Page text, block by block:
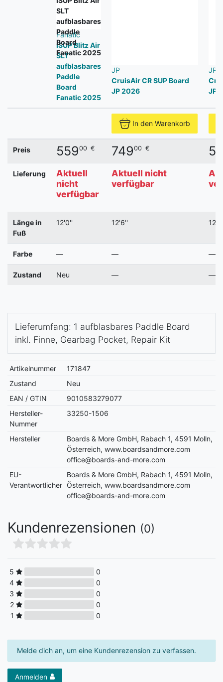
Fanatic
iSUP Blitz Air
SLT
aufblasbares
Paddle
Board
Fanatic 2025
JP
CruisAir CR SUP Board
JP 2026
JP
JP
In den Warenkorb
Preis 55900 € 74900 €
Lieferung
Aktuell
nicht
verfügbar
Aktuell nicht
verfügbar
Länge in
Fuß
12'0'' 12'6''
Farbe — — —
Zustand Neu — —
Lieferumfang: 1 aufblasbares Paddle Board
inkl. Finne, Gearbag Pocket, Repair Kit
Artikelnummer
171847
Zustand
Neu
EAN / GTIN
9010583279077
Hersteller-
Nummer
33250-1506
Hersteller
Boards & More GmbH, Rabach 1, 4591 Molln,
Österreich, www.boardsandmore.com
office@boards-and-more.com
EU-
Verantwortlicher
Boards & More GmbH, Rabach 1, 4591 Molln,
Österreich, www.boardsandmore.com
office@boards-and-more.com
Kundenrezensionen (0)
5
0
4
0
3
0
2
0
1
0
Melde dich an, um eine Kundenrezension zu verfassen.
Anmelden